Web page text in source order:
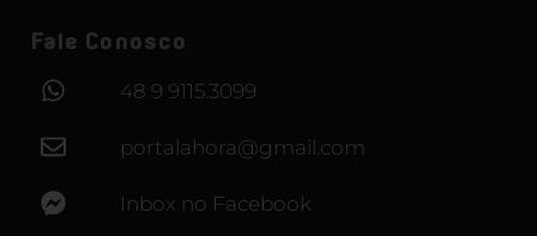
Fale Conosco
48 9 9115.3099
portalahora@gmail.com
Inbox no Facebook